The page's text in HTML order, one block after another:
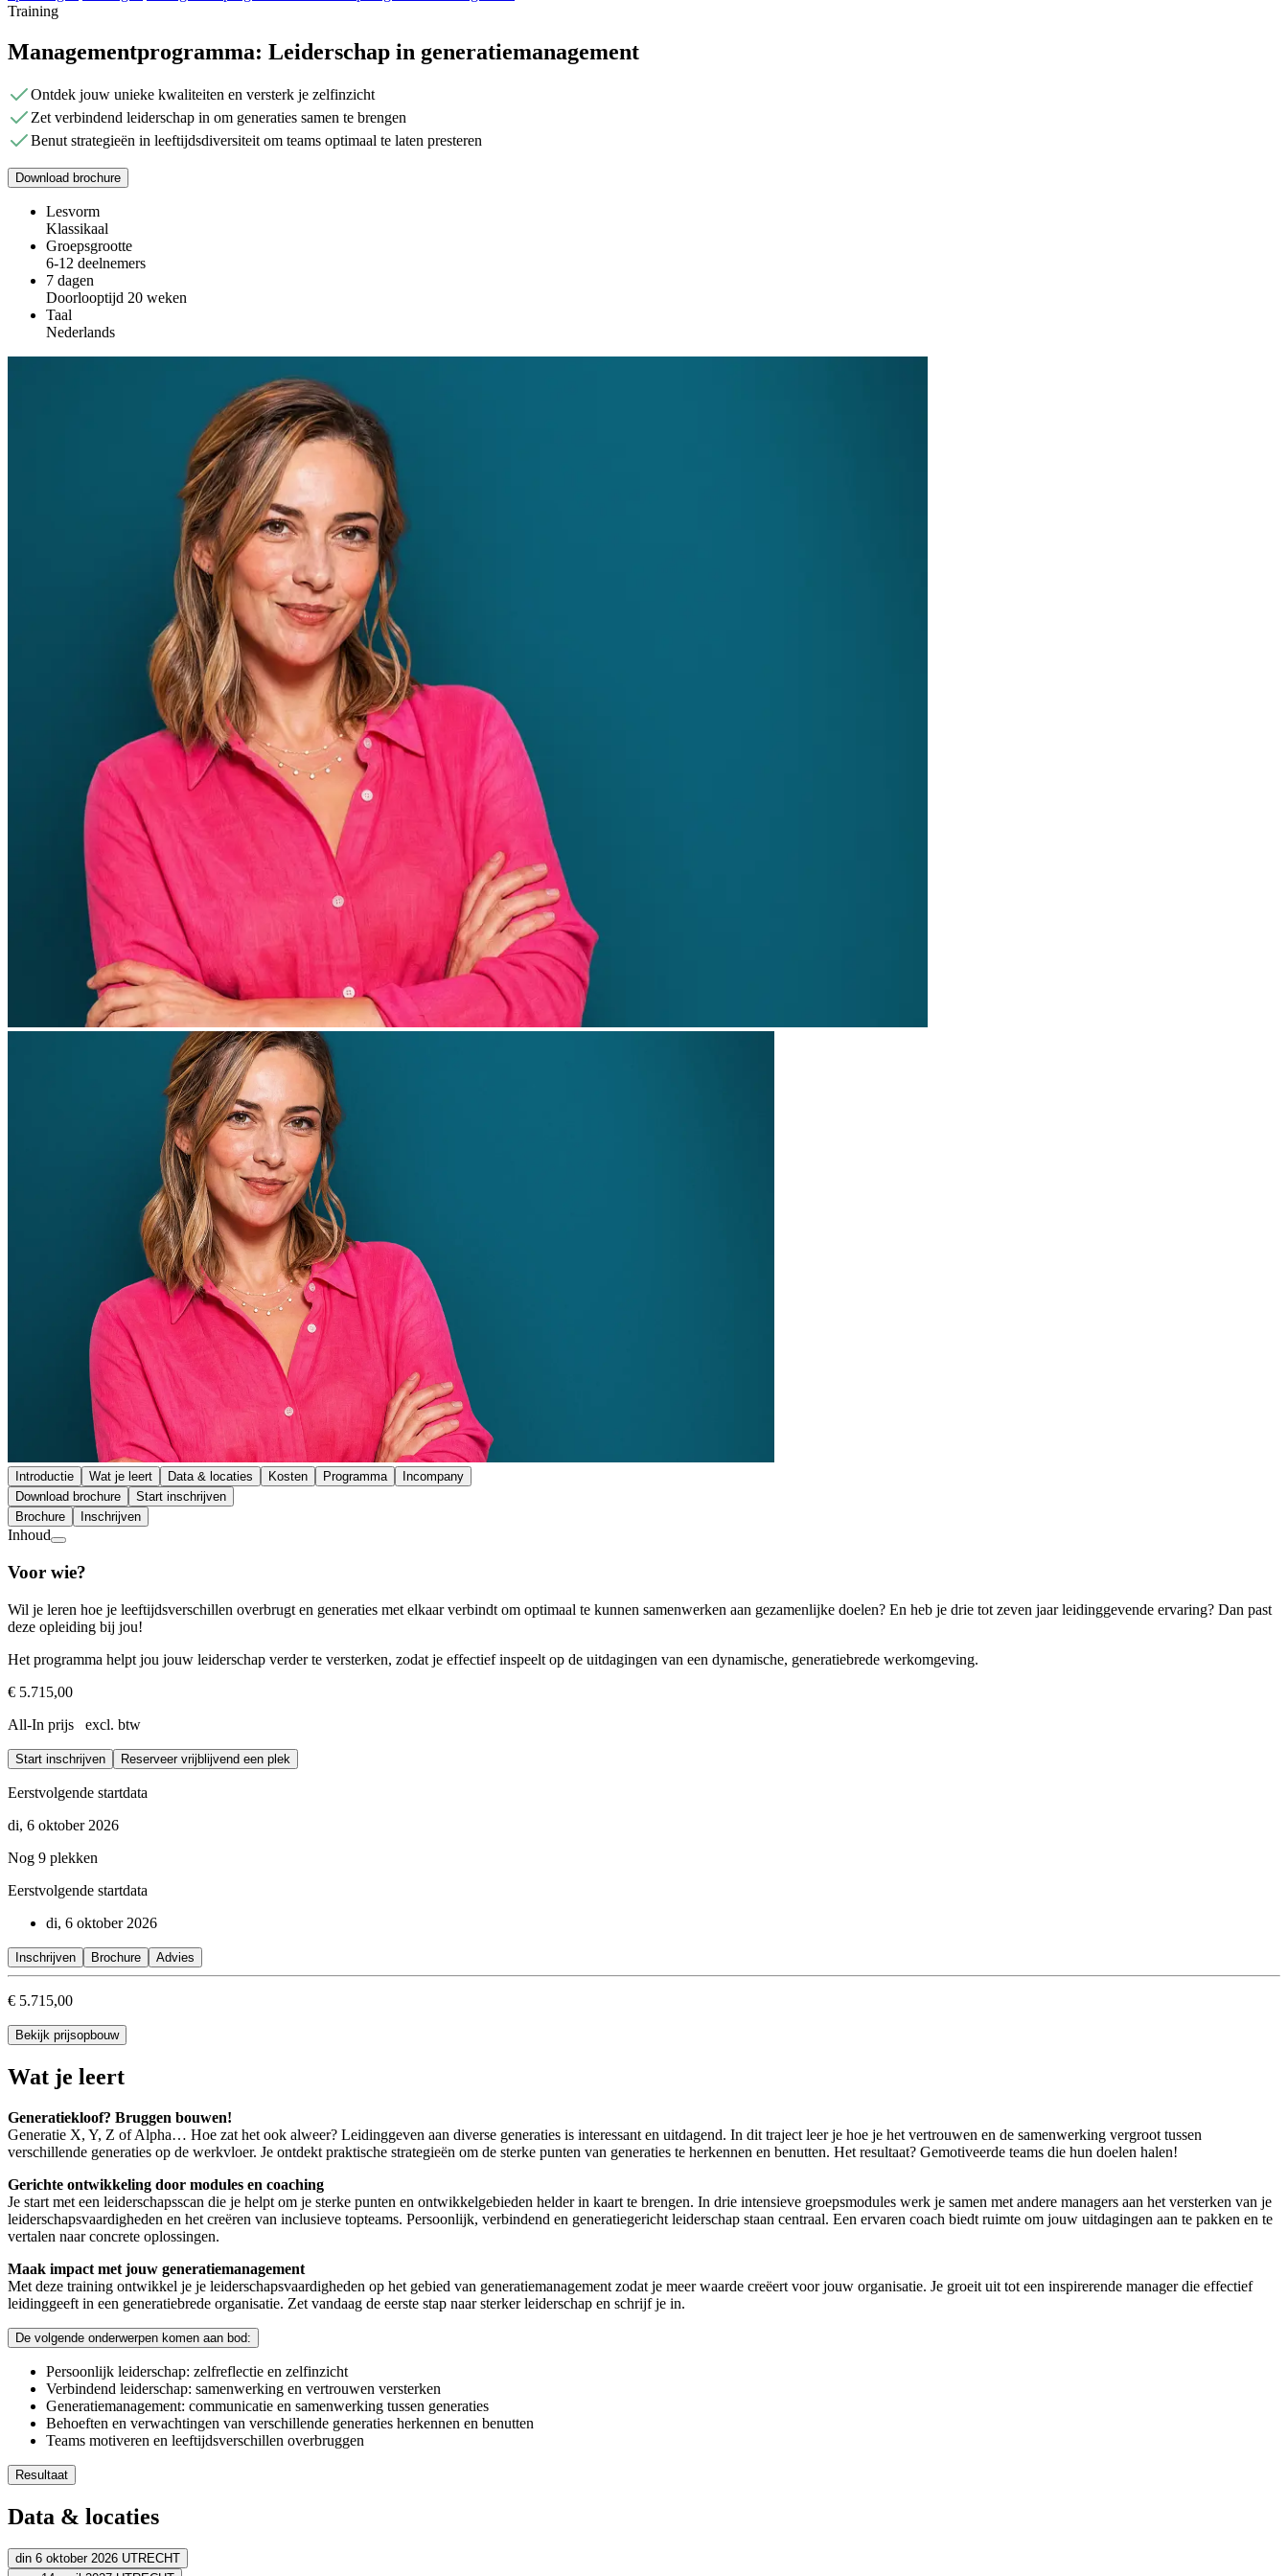
Training
Managementprogramma: Leiderschap in generatiemanagement
Ontdek jouw unieke kwaliteiten en versterk je zelfinzicht
Zet verbindend leiderschap in om generaties samen te brengen
Benut strategieën in leeftijdsdiversiteit om teams optimaal te laten presteren
Download brochure
Lesvorm
Klassikaal
Groepsgrootte
6-12 deelnemers
7 dagen
Doorlooptijd 20 weken
Taal
Nederlands
Introductie Wat je leert Data & locaties Kosten Programma
Incompany
Download brochure
Start inschrijven
Brochure
Inschrijven
Inhoud
Voor wie?
Wil je leren hoe je leeftijdsverschillen overbrugt en generaties met elkaar verbindt om optimaal te kunnen samenwerken aan gezamenlijke doelen? En heb je drie tot zeven jaar leidinggevende ervaring? Dan past
deze opleiding bij jou!
Het programma helpt jou jouw leiderschap verder te versterken, zodat je effectief inspeelt op de uitdagingen van een dynamische, generatiebrede werkomgeving.
€ 5.715,00
All-In prijs excl. btw
Start inschrijven Reserveer vrijblijvend een plek
Eerstvolgende startdata
di, 6 oktober 2026
Nog 9 plekken
Eerstvolgende startdata
di, 6 oktober 2026
Inschrijven Brochure Advies
€ 5.715,00
Bekijk prijsopbouw
Wat je leert
Generatiekloof? Bruggen bouwen!
Generatie X, Y, Z of Alpha… Hoe zat het ook alweer? Leidinggeven aan diverse generaties is interessant en uitdagend. In dit traject leer je hoe je het vertrouwen en de samenwerking vergroot tussen
verschillende generaties op de werkvloer. Je ontdekt praktische strategieën om de sterke punten van generaties te herkennen en benutten. Het resultaat? Gemotiveerde teams die hun doelen halen!
Gerichte ontwikkeling door modules en coaching
Je start met een leiderschapsscan die je helpt om je sterke punten en ontwikkelgebieden helder in kaart te brengen. In drie intensieve groepsmodules werk je samen met andere managers aan het versterken van je
leiderschapsvaardigheden en het creëren van inclusieve topteams. Persoonlijk, verbindend en generatiegericht leiderschap staan centraal. Een ervaren coach biedt ruimte om jouw uitdagingen aan te pakken en te
vertalen naar concrete oplossingen.
Maak impact met jouw generatiemanagement
Met deze training ontwikkel je je leiderschapsvaardigheden op het gebied van generatiemanagement zodat je meer waarde creëert voor jouw organisatie. Je groeit uit tot een inspirerende manager die effectief
leidinggeeft in een generatiebrede organisatie. Zet vandaag de eerste stap naar sterker leiderschap en schrijf je in.
De volgende onderwerpen komen aan bod:
Persoonlijk leiderschap: zelfreflectie en zelfinzicht
Verbindend leiderschap: samenwerking en vertrouwen versterken
Generatiemanagement: communicatie en samenwerking tussen generaties
Behoeften en verwachtingen van verschillende generaties herkennen en benutten
Teams motiveren en leeftijdsverschillen overbruggen
Resultaat
Je versterkt jouw zelfinzicht en leiderschapskwaliteiten
Je leert verbindend leiderschap in te zetten om diverse teams samen te brengen
Je creëert een inclusieve werkomgeving waarin iedereen zich gewaardeerd voelt
Data & locaties
din 6 oktober 2026 UTRECHT